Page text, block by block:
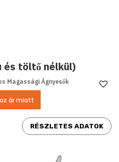
és töltő nélkül)
Magassági Ágnyesők
ár miatt
RÉSZLETES ADATOK